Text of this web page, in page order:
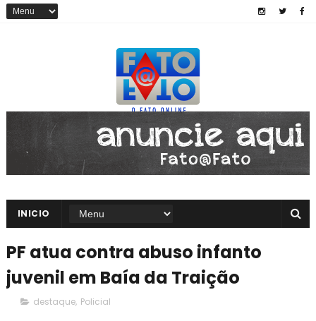
INICIO
PF atua contra abuso infanto
juvenil em Baía da Traição
destaque, Policial